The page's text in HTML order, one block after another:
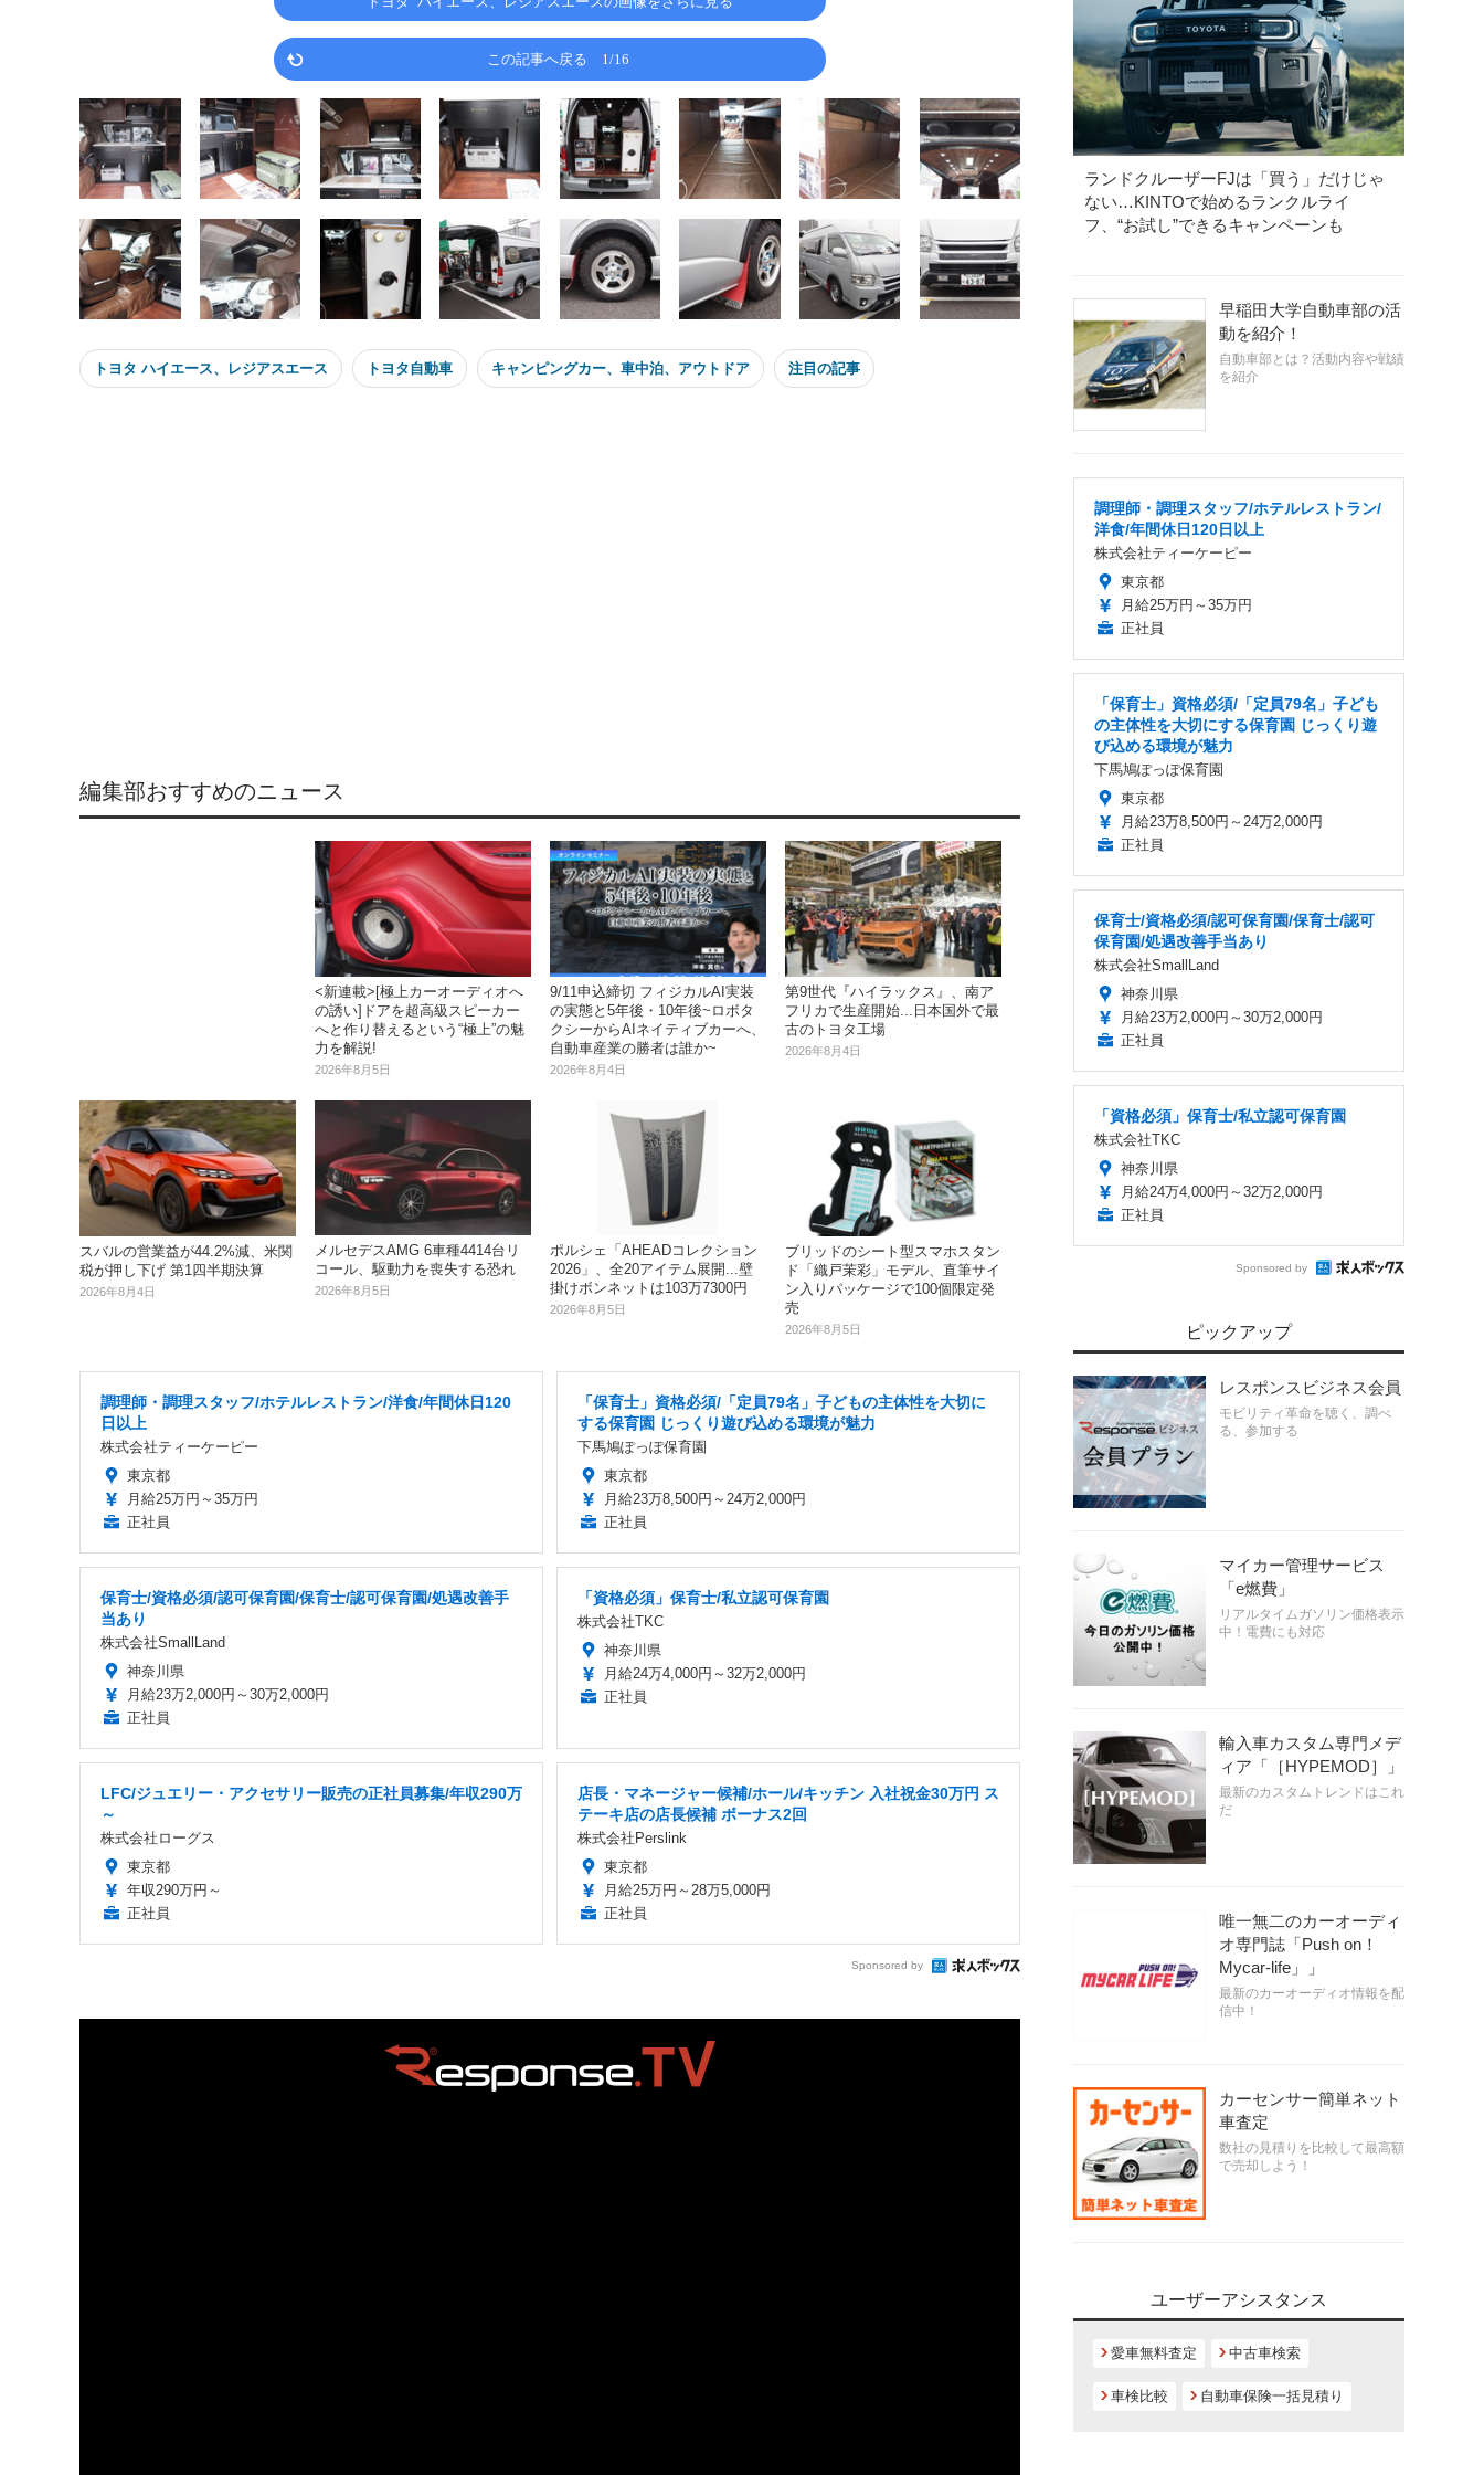
この記事へ戻る 1/16
トヨタ ハイエース、レジアスエース トヨタ自動車 キャンピングカー、車中泊、アウトドア 注目の記事
編集部おすすめのニュース
<新連載>[極上カーオーディオへ
の誘い]ドアを超高級スピーカー
へと作り替えるという“極上”の魅
力を解説!
2026年8月5日
9/11申込締切 フィジカルAI実装
の実態と5年後・10年後~ロボタ
クシーからAIネイティブカーへ、
自動車産業の勝者は誰か~
2026年8月4日
第9世代『ハイラックス』、南ア
フリカで生産開始...日本国外で最
古のトヨタ工場
2026年8月4日
スバルの営業益が44.2%減、米関
税が押し下げ 第1四半期決算
2026年8月4日
メルセデスAMG 6車種4414台リ
コール、駆動力を喪失する恐れ
2026年8月5日
ポルシェ「AHEADコレクション
2026」、全20アイテム展開...壁
掛けボンネットは103万7300円
2026年8月5日
ブリッドのシート型スマホスタン
ド「織戸茉彩」モデル、直筆サイ
ン入りパッケージで100個限定発
売
2026年8月5日
調理師・調理スタッフ/ホテルレストラン/洋食/年間休日120
日以上
株式会社ティーケーピー
東京都
月給25万円～35万円
正社員
「保育士」資格必須/「定員79名」子どもの主体性を大切に
する保育園 じっくり遊び込める環境が魅力
下馬鳩ぽっぽ保育園
東京都
月給23万8,500円～24万2,000円
正社員
保育士/資格必須/認可保育園/保育士/認可保育園/処遇改善手
当あり
株式会社SmallLand
神奈川県
月給23万2,000円～30万2,000円
正社員
「資格必須」保育士/私立認可保育園
株式会社TKC
神奈川県
月給24万4,000円～32万2,000円
正社員
LFC/ジュエリー・アクセサリー販売の正社員募集/年収290万
～
株式会社ローグス
東京都
年収290万円～
正社員
店長・マネージャー候補/ホール/キッチン 入社祝金30万円 ス
テーキ店の店長候補 ボーナス2回
株式会社Perslink
東京都
月給25万円～28万5,000円
正社員
Sponsored by
ランドクルーザーFJは「買う」だけじゃ
ない…KINTOで始めるランクルライ
フ、“お試し”できるキャンペーンも
早稲田大学自動車部の活
動を紹介！
自動車部とは？活動内容や戦績
を紹介
調理師・調理スタッフ/ホテルレストラン/
洋食/年間休日120日以上
株式会社ティーケーピー
東京都
月給25万円～35万円
正社員
「保育士」資格必須/「定員79名」子ども
の主体性を大切にする保育園 じっくり遊
び込める環境が魅力
下馬鳩ぽっぽ保育園
東京都
月給23万8,500円～24万2,000円
正社員
保育士/資格必須/認可保育園/保育士/認可
保育園/処遇改善手当あり
株式会社SmallLand
神奈川県
月給23万2,000円～30万2,000円
正社員
「資格必須」保育士/私立認可保育園
株式会社TKC
神奈川県
月給24万4,000円～32万2,000円
正社員
Sponsored by
ピックアップ
レスポンスビジネス会員
モビリティ革命を聴く、調べ
る、参加する
マイカー管理サービス
「e燃費」
リアルタイムガソリン価格表示
中！電費にも対応
輸入車カスタム専門メデ
ィア「［HYPEMOD］」
最新のカスタムトレンドはこれ
だ
唯一無二のカーオーディ
オ専門誌「Push on！
Mycar-life」」
最新のカーオーディオ情報を配
信中！
カーセンサー簡単ネット
車査定
数社の見積りを比較して最高額
で売却しよう！
ユーザーアシスタンス
愛車無料査定 中古車検索
車検比較 自動車保険一括見積り